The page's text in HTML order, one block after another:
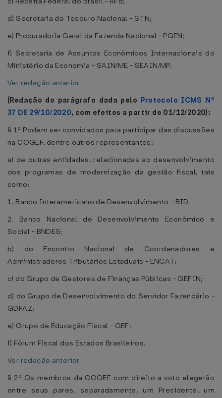
d) Secretaria do Tesouro Nacional - STN;
e) Procuradoria Geral da Fazenda Nacional - PGFN;
f) Secretaria de Assuntos Econômicos Internacionais do
Ministério da Economia - SAIN/ME - SEAIN/MP.
Ver redação anterior
(Redação do parágrafo dada pelo Protocolo ICMS Nº
37 DE 29/10/2020, com efeitos a partir de 01/12/2020):
§ 1º Podem ser convidados para participar das discussões
na COGEF, dentre outros representantes:
a) de outras entidades, relacionadas ao desenvolvimento
dos programas de modernização da gestão fiscal, tais
como:
1. Banco Interamericano de Desenvolvimento - BID
2. Banco Nacional de Desenvolvimento Econômico e
Social - BNDES;
b) do Encontro Nacional de Coordenadores e
Administradores Tributários Estaduais - ENCAT;
c) do Grupo de Gestores de Finanças Públicas - GEFIN;
d) do Grupo de Desenvolvimento do Servidor Fazendário -
GDFAZ;
e) Grupo de Educação Fiscal - GEF;
f) Fórum Fiscal dos Estados Brasileiros.
Ver redação anterior
§ 2º Os membros da COGEF com direito a voto elegerão
entre seus pares, separadamente, um Presidente, um